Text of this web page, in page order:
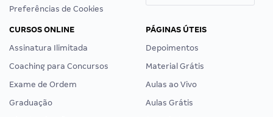
Preferências de Cookies
CURSOS ONLINE
Assinatura Ilimitada
Coaching para Concursos
Exame de Ordem
Graduação
PÁGINAS ÚTEIS
Depoimentos
Material Grátis
Aulas ao Vivo
Aulas Grátis